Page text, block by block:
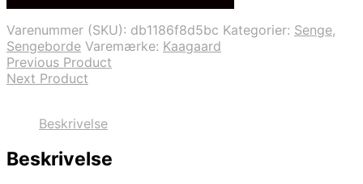
Varenummer (SKU): db1186f8d5bc Kategorier: Senge,
Sengeborde Varemærke: Kaagaard
Previous Product
Next Product
Beskrivelse
Beskrivelse